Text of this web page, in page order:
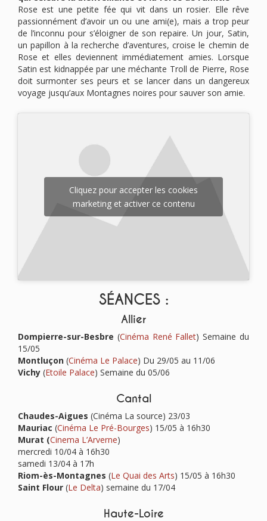
Rose est une petite fée qui vit dans un rosier. Elle rêve
passionnément d’avoir un ou une ami(e), mais a trop peur
de l’inconnu pour s’éloigner de son repaire. Un jour, Satin,
un papillon à la recherche d’aventures, croise le chemin de
Rose et elles deviennent immédiatement amies. Lorsque
Satin est kidnappée par une méchante Troll de Pierre, Rose
doit surmonter ses peurs et se lancer dans un dangereux
voyage jusqu’aux Montagnes noires pour sauver son amie.
Cliquez pour accepter les cookies
marketing et activer ce contenu
SÉANCES :
Allier
Dompierre-sur-Besbre (Cinéma René Fallet) Semaine du
15/05
Montluçon (Cinéma Le Palace) Du 29/05 au 11/06
Vichy (Etoile Palace) Semaine du 05/06
Cantal
Chaudes-Aigues (Cinéma La source) 23/03
Mauriac (Cinéma Le Pré-Bourges) 15/05 à 16h30
Murat (Cinema L’Arverne)
mercredi 10/04 à 16h30
samedi 13/04 à 17h
Riom-ès-Montagnes (Le Quai des Arts) 15/05 à 16h30
Saint Flour (Le Delta) semaine du 17/04
Haute-Loire